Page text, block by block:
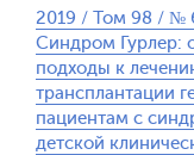
2019 / Том 98 / №
Синдром Гурлер:
подходы к
трансплантации
пациентам с
детской